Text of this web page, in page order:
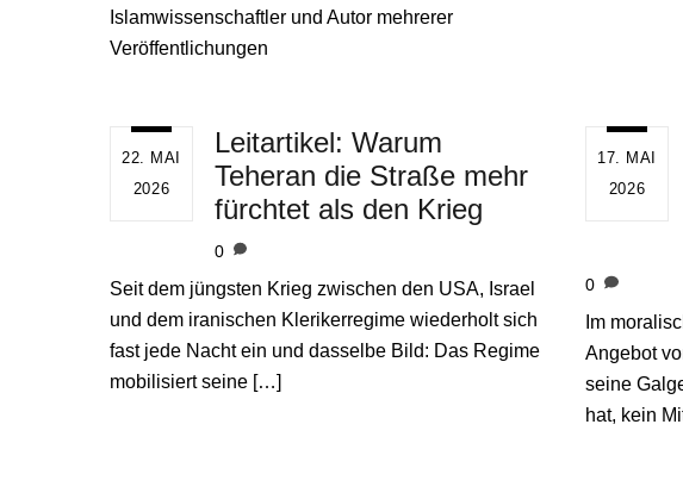
Islamwissenschaftler und Autor mehrerer
Veröffentlichungen
22. MAI
2026
Leitartikel: Warum
Teheran die Straße mehr
fürchtet als den Krieg
0
Seit dem jüngsten Krieg zwischen den USA, Israel
und dem iranischen Klerikerregime wiederholt sich
fast jede Nacht ein und dasselbe Bild: Das Regime
mobilisiert seine […]
17. MAI
2026
0
Im
Angebot
seine
hat, kein